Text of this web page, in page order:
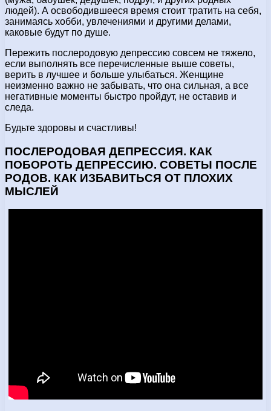
людей). А освободившееся время стоит тратить на себя,
занимаясь хобби, увлечениями и другими делами,
каковые будут по душе.
Пережить послеродовую депрессию совсем не тяжело,
если выполнять все перечисленные выше советы,
верить в лучшее и больше улыбаться. Женщине
неизменно важно не забывать, что она сильная, а все
негативные моменты быстро пройдут, не оставив и
следа.
Будьте здоровы и счастливы!
ПОСЛЕРОДОВАЯ ДЕПРЕССИЯ. КАК
ПОБОРОТЬ ДЕПРЕССИЮ. СОВЕТЫ ПОСЛЕ
РОДОВ. КАК ИЗБАВИТЬСЯ ОТ ПЛОХИХ
МЫСЛЕЙ